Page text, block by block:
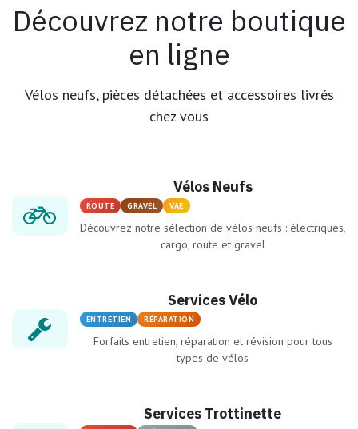
Découvrez notre boutique
en ligne
Vélos neufs, pièces détachées et accessoires livrés
chez vous
Vélos Neufs
ROUTE GRAVEL VAE
Découvrez notre sélection de vélos neufs : électriques,
cargo, route et gravel
Services Vélo
ENTRETIEN RÉPARATION
Forfaits entretien, réparation et révision pour tous
types de vélos
Services Trottinette